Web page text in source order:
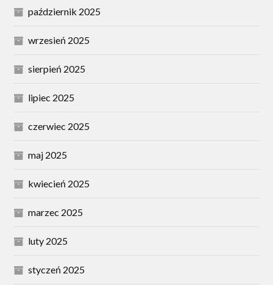
październik 2025
wrzesień 2025
sierpień 2025
lipiec 2025
czerwiec 2025
maj 2025
kwiecień 2025
marzec 2025
luty 2025
styczeń 2025